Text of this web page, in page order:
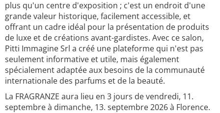
plus qu'un centre d'exposition ; c'est un endroit d'une
grande valeur historique, facilement accessible, et
offrant un cadre idéal pour la présentation de produits
de luxe et de créations avant-gardistes. Avec ce salon,
Pitti Immagine Srl a créé une plateforme qui n'est pas
seulement informative et utile, mais également
spécialement adaptée aux besoins de la communauté
internationale des parfums et de la beauté.
La FRAGRANZE aura lieu en 3 jours de vendredi, 11.
septembre à dimanche, 13. septembre 2026 à Florence.